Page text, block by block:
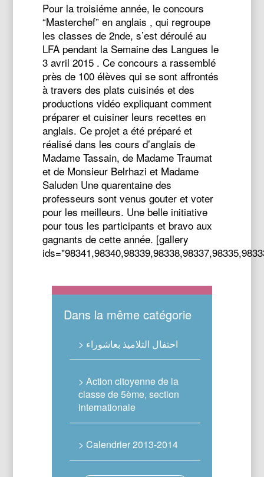
Pour la troisiéme année, le concours
“Masterchef” en anglais , qui regroupe
les classes de 2nde, s’est déroulé au
LFA pendant la Semaine des Langues le
3 avril 2015 . Ce concours a rassemblé
près de 100 élèves qui se sont affrontés
à travers des plats cuisinés et des
productions vidéo expliquant comment
préparer et cuisiner leurs recettes en
anglais. Ce projet a été préparé et
réalisé dans les cours d’anglais de
Madame Tassain, de Madame Traumat
et de Monsieur Belrhazi et Madame
Saluden Une quarentaine des
professeurs sont venus gouter et voter
pour les meilleurs. Une belle initiative
pour tous les participants et bravo aux
gagnants de cette année. [gallery
Dans la même catégorie
> احتفال التلاميذ بعاشوراء
> Action citoyenne de la
classe de 5ème, section
internationale
> Calendrier 2013-2014